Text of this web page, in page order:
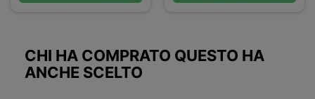
CHI HA COMPRATO QUESTO HA
ANCHE SCELTO